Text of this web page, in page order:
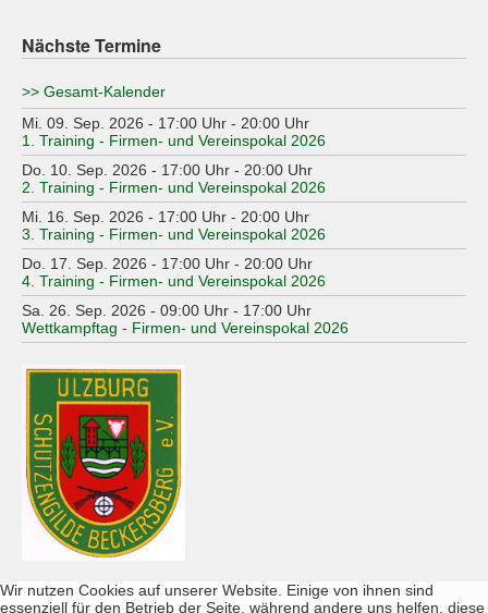
Nächste Termine
>> Gesamt-Kalender
Mi. 09. Sep. 2026 - 17:00 Uhr - 20:00 Uhr
1. Training - Firmen- und Vereinspokal 2026
Do. 10. Sep. 2026 - 17:00 Uhr - 20:00 Uhr
2. Training - Firmen- und Vereinspokal 2026
Mi. 16. Sep. 2026 - 17:00 Uhr - 20:00 Uhr
3. Training - Firmen- und Vereinspokal 2026
Do. 17. Sep. 2026 - 17:00 Uhr - 20:00 Uhr
4. Training - Firmen- und Vereinspokal 2026
Sa. 26. Sep. 2026 - 09:00 Uhr - 17:00 Uhr
Wettkampftag - Firmen- und Vereinspokal 2026
Wir nutzen Cookies auf unserer Website. Einige von ihnen sind
essenziell für den Betrieb der Seite, während andere uns helfen, diese